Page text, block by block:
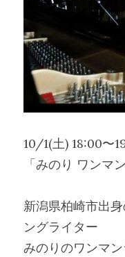
10/1(土) 18:00〜
「みのり ワンマ
新潟県柏崎市出
ングライター
みのりのワンマン